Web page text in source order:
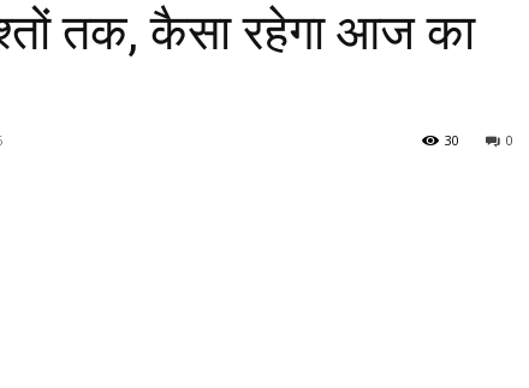
तक, कैसा रहेगा आज का
0
30